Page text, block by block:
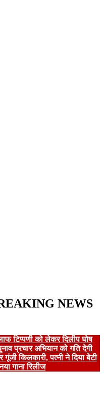
NEWS
टिप्पणी को लेकर दिलीप घोष
प्रचार अभियान को गति देगी
किलकारी, पत्नी ने दिया बेटी
गाना रिलीज